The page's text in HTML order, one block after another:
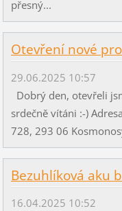
přesný...
Otevření nové
29.06.2025 10:57
Dobrý den, otevřeli
srdečně vítáni :-)
728, 293 06
Bezuhlíková aku
16.04.2025 10:52